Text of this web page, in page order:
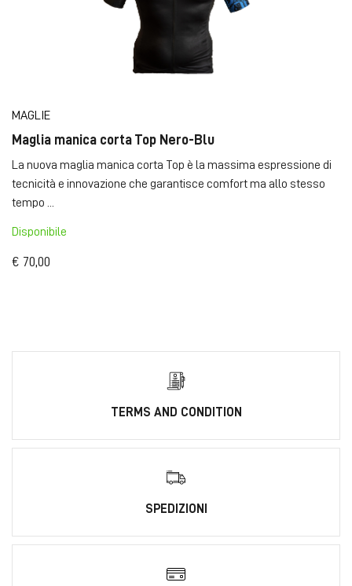
MAGLIE
Maglia manica corta Top Nero-Blu
La nuova maglia manica corta Top è la massima espressione di
tecnicità e innovazione che garantisce comfort ma allo stesso
tempo ...
Disponibile
€ 70,00
TERMS AND CONDITION
SPEDIZIONI